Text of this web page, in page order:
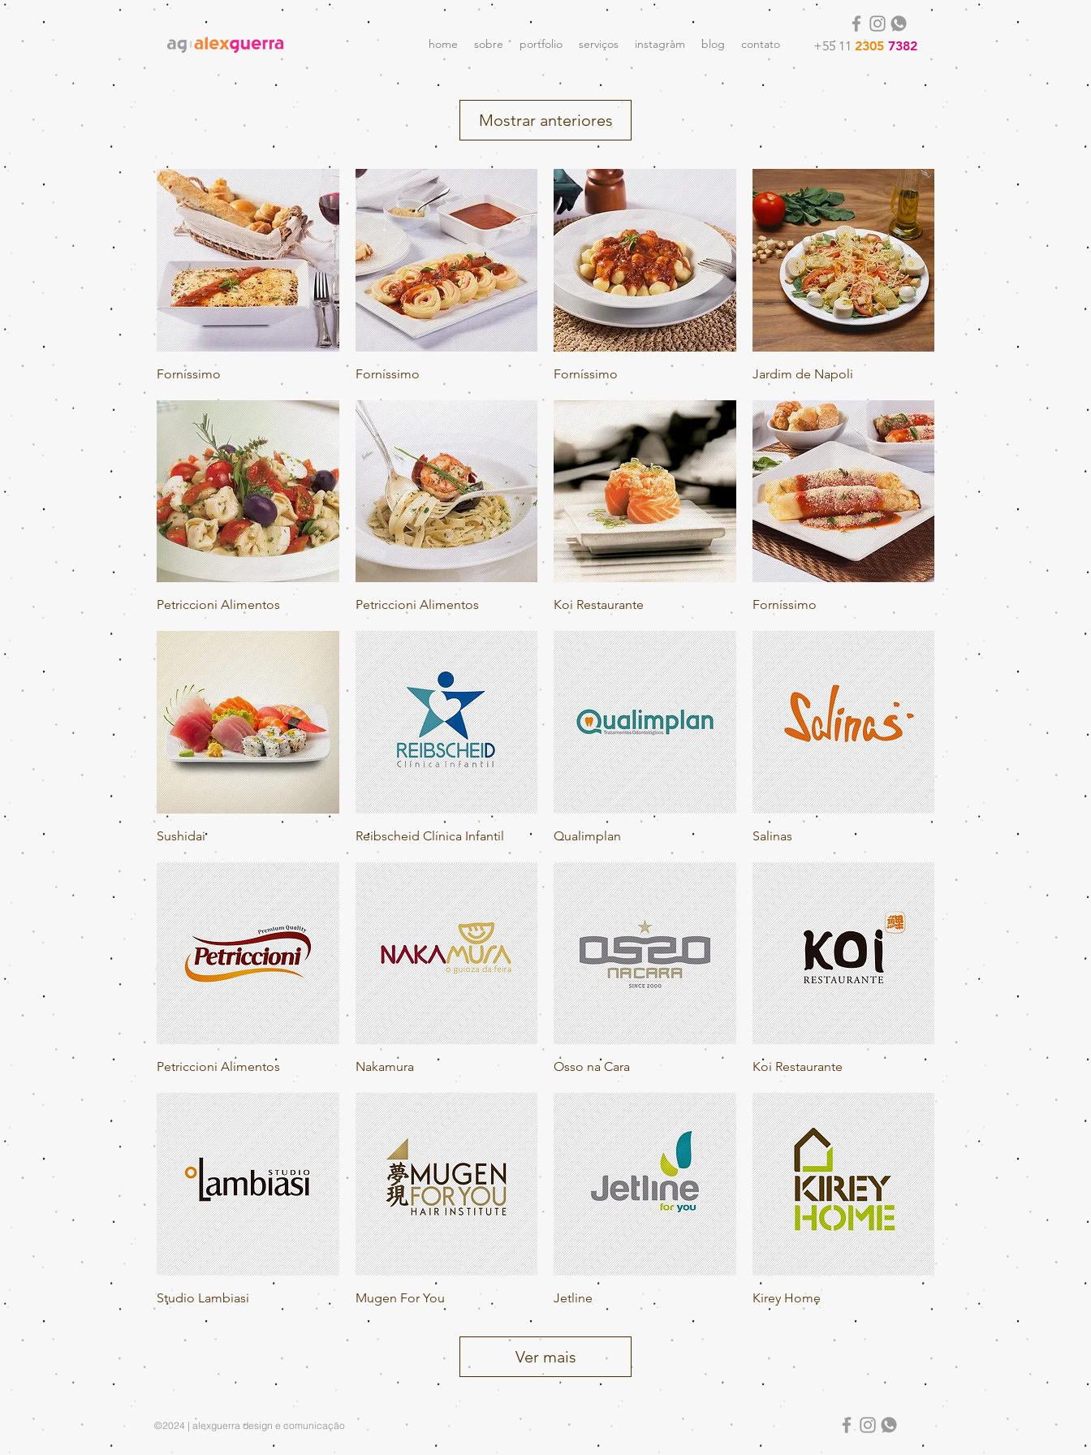
home sobre portfolio serviços instagram blog contato +55 11 2305 7382
Mostrar anteriores
Visualização rápida
Forníssimo Visualização rápida
Forníssimo Visualização rápida
Forníssimo Visualização rápida
Jardim de Napoli
Visualização rápida
Petriccioni Alimentos Visualização rápida
Petriccioni Alimentos Visualização rápida
Koi Restaurante Visualização rápida
Forníssimo
Visualização rápida
Sushidai Visualização rápida
Reibscheid Clínica Infantil Visualização rápida
Qualimplan Visualização rápida
Salinas
Visualização rápida
Petriccioni Alimentos Visualização rápida
Nakamura Visualização rápida
Osso na Cara Visualização rápida
Koi Restaurante
Visualização rápida
Studio Lambiasi Visualização rápida
Mugen For You Visualização rápida
Jetline Visualização rápida
Kirey Home
Ver mais
©2024 | alexguerra design e comunicação